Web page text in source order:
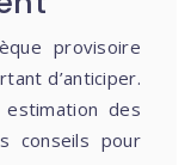
provisoire
d’anticiper.
des
conseils pour